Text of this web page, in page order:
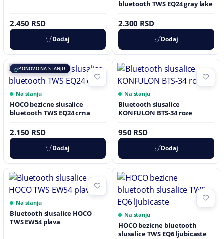
2.450 RSD
Dodaj
bluetooth TWS EQ24 gray lake
2.300 RSD
Dodaj
PONOVO NA STANJU
Na stanju
HOCO bezicne slusalice
bluetooth TWS EQ24 crna
2.150 RSD
Dodaj
Na stanju
Bluetooth slusalice
KONFULON BTS-34 roze
950 RSD
Dodaj
Na stanju
Bluetooth slusalice HOCO
TWS EW54 plava
Na stanju
HOCO bezicne bluetooth
slusalice TWS EQ6 ljubicaste